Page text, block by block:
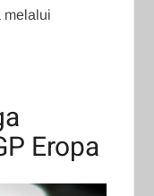
melalui
Eropa